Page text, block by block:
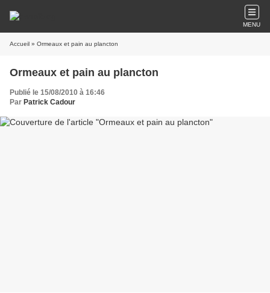
MENU
Accueil » Ormeaux et pain au plancton
Ormeaux et pain au plancton
Publié le 15/08/2010 à 16:46
Par Patrick Cadour